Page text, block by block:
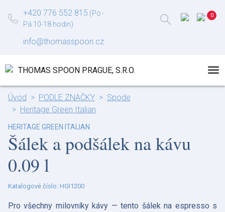
+420 776 552 815 (Po -
Pá 10-18 hodin)
info@thomasspoon.cz
Úvod PODLE ZNAČKY
Spode
Heritage Green Italian
HERITAGE GREEN ITALIAN
Šálek a podšálek na kávu
0.09 l
Katalogové číslo: HGI1200
Pro všechny milovníky kávy — tento šálek na espresso s